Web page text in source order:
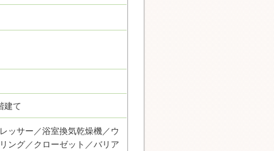
建て
ッサー／浴室換気乾燥機／ウ
ング／クローゼット／バリア